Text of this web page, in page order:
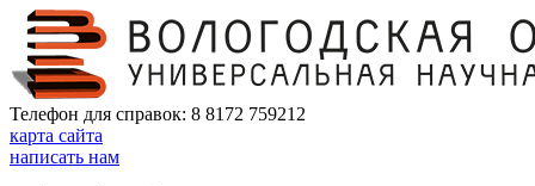
Телефон для справок: 8 8172 759212
карта сайта
написать нам